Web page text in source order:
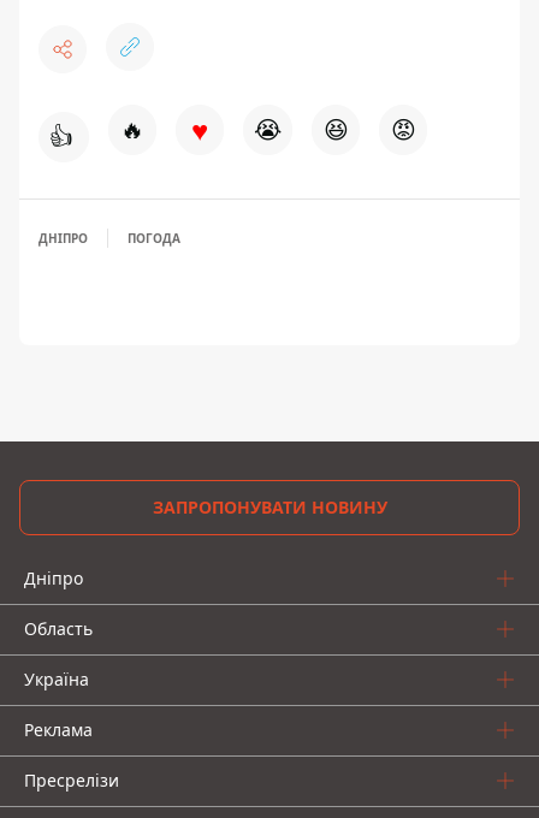
👍 🔥 ♥ 😭 😆 😡
ДНІПРО ПОГОДА
ЗАПРОПОНУВАТИ НОВИНУ
Дніпро
Область
Україна
Реклама
Пресрелізи